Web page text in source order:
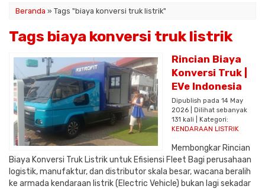
Beranda » Tags "biaya konversi truk listrik"
Tags biaya konversi truk listrik
Rincian Biaya
Konversi Truk |
EVe Indonesia
Dipublish pada 14 May
2026 | Dilihat sebanyak
131 kali | Kategori:
KENDARAAN LISTRIK
Membongkar Rincian
Biaya Konversi Truk Listrik untuk Efisiensi Fleet Bagi perusahaan
logistik, manufaktur, dan distributor skala besar, wacana beralih
ke armada kendaraan listrik (Electric Vehicle) bukan lagi sekadar